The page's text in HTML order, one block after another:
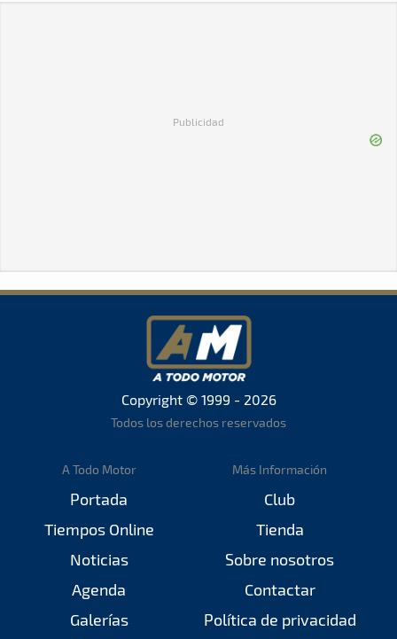
Publicidad
Copyright © 1999 - 2026
Todos los derechos reservados
A Todo Motor
Portada
Tiempos Online
Noticias
Agenda
Galerías
Más Información
Club
Tienda
Sobre nosotros
Contactar
Política de privacidad